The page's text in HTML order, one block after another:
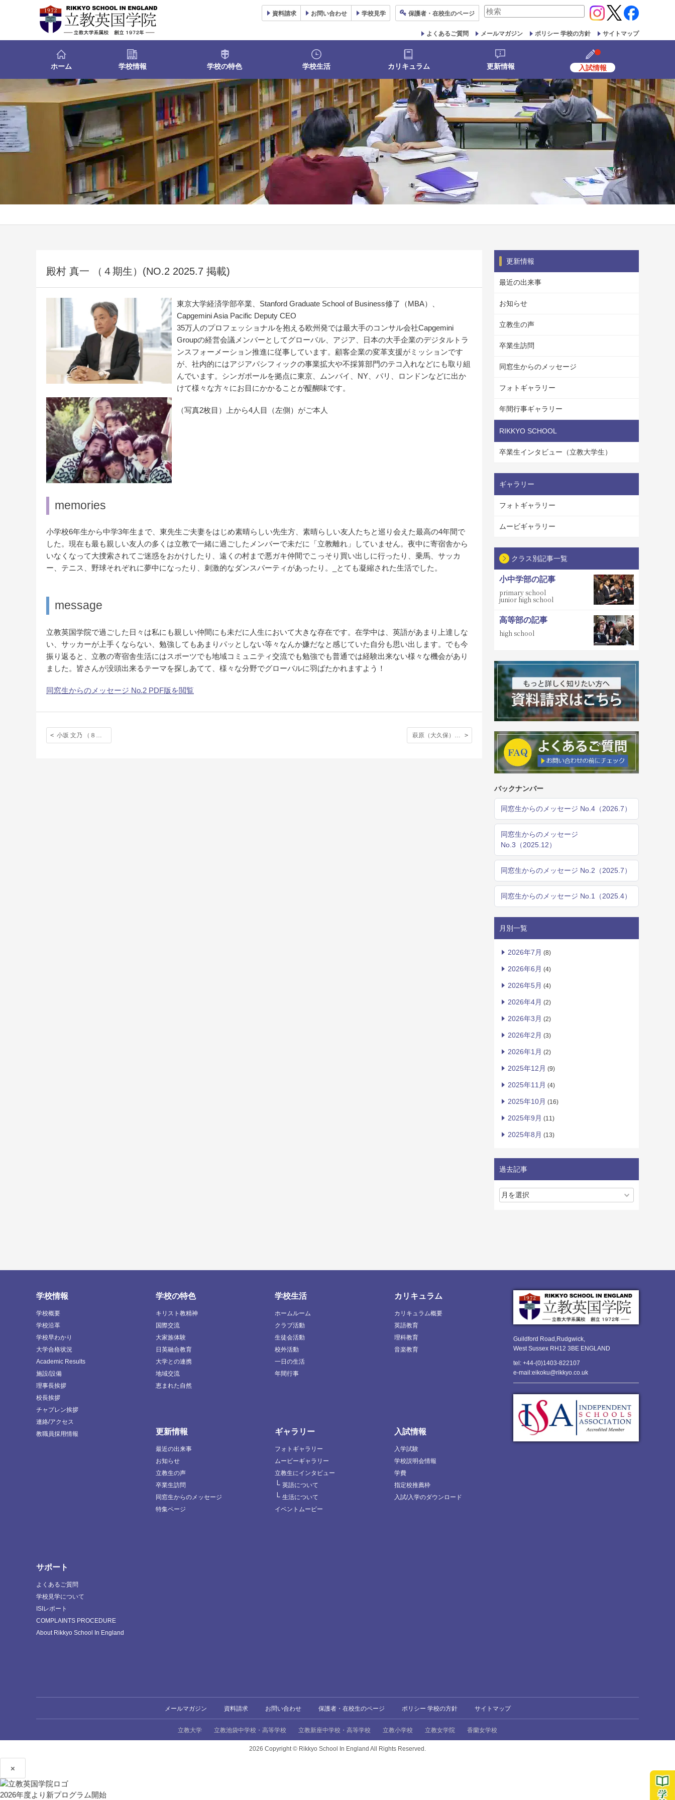
資料請求 お問い合わせ 学校見学 保護者 ・在校生のページ
検
対
象:
よくあるご質問 メールマガジン ポリシー 学校の方針 サイトマップ
ホーム 学校情報 学校の特色 学校生活 カリキュラム 更新情報 入試情報
殿村 真一 （４期生）(NO.2 2025.7 掲載)
東京大学経済学部卒業、Stanford Graduate School of Business修了（MBA）、
Capgemini Asia Pacific Deputy CEO
35万人のプロフェッショナルを抱える欧州発では最大手のコンサル会社Capgemini
Groupの経営会議メンバーとしてグローバル、アジア、日本の大手企業のデジタルトラ
ンスフォーメーション推進に従事しています。顧客企業の変革支援がミッションです
が、社内的にはアジアパシフィックの事業拡大や不採算部門のテコ入れなどにも取り組
んでいます。シンガポールを拠点に東京、ムンバイ、NY、パリ、ロンドンなどに出か
けて様々な方々にお目にかかることが醍醐味です。
（写真2枚目）上から4人目（左側）がご本人
memories
小学校6年生から中学3年生まで、東先生ご夫妻をはじめ素晴らしい先生方、素晴らしい友人たちと巡り会えた最高の4年間で
した。現在も最も親しい友人の多くは立教で一緒に過ごしたメンバーで未だに「立教離れ」していません。夜中に寄宿舎から
いなくなって大捜索されてご迷惑をおかけしたり、遠くの村まで悪ガキ仲間でこっそり買い出しに行ったり、乗馬、サッカ
ー、テニス、野球それぞれに夢中になったり、刺激的なダンスパーティがあったり。_とても凝縮された生活でした。
message
立教英国学院で過ごした日々は私にも親しい仲間にも未だに人生において大きな存在です。在学中は、英語があまり上達しな
い、サッカーが上手くならない、勉強してもあまりパッとしない等々なんか嫌だなと感じていた自分も思い出します。でも今
振り返ると、立教の寄宿舎生活にはスポーツでも地域コミュニティ交流でも勉強でも普通では経験出来ない様々な機会があり
ました。皆さんが没頭出来るテーマを探しあてて、様々な分野でグローバルに羽ばたかれますよう！
同窓生からのメッセージ No.2 PDF版を閲覧
更新情報
最近の出来事
お知らせ
立教生の声
卒業生訪問
同窓生からのメッセージ
フォトギャラリー
年間行事ギャラリー
RIKKYO SCHOOL
卒業生インタビュー（立教大学生）
ギャラリー
フォトギャラリー
ムービギャラリー
クラス別記事一覧
小中学部の記事
primary school
junior high school
高等部の記事
high school
バックナンバー
同窓生からのメッセージ No.4（2026.7）
同窓生からのメッセージ
No.3（2025.12）
同窓生からのメッセージ No.2（2025.7）
同窓生からのメッセージ No.1（2025.4）
月別一覧
2026年7月 (8)
2026年6月 (4)
2026年5月 (4)
2026年4月 (2)
2026年3月 (2)
2026年2月 (3)
2026年1月 (2)
2025年12月 (9)
2025年11月 (4)
2025年10月 (16)
2025年9月 (11)
2025年8月 (13)
過去記事
Guildford Road,Rudgwick,
West Sussex RH12 3BE ENGLAND
tel: +44-(0)1403-822107
e-mail:eikoku@rikkyo.co.uk
学校情報
学校概要
学校沿革
学校早わかり
大学合格状況
Academic Results
施設/設備
理事長挨拶
校長挨拶
チャプレン挨拶
連絡/アクセス
教職員採用情報
学校の特色
キリスト教精神
国際交流
大家族体験
日英融合教育
大学との連携
地域交流
恵まれた自然
学校生活
ホームルーム
クラブ活動
生徒会活動
校外活動
一日の生活
年間行事
カリキュラム
カリキュラム概要
英語教育
理科教育
音楽教育
更新情報
最近の出来事
お知らせ
立教生の声
卒業生訪問
同窓生からのメッセージ
特集ページ
ギャラリー
フォトギャラリー
ムービーギャラリー
立教生にインタビュー
└ 英語について
└ 生活について
イベントムービー
入試情報
入学試験
学校説明会情報
学費
指定校推薦枠
入試/入学のダウンロード
サポート
よくあるご質問
学校見学について
ISIレポート
COMPLAINTS PROCEDURE
About Rikkyo School In England
メールマガジン 資料請求 お問い合わせ 保護者・在校生のページ ポリシー 学校の方針 サイトマップ
立教大学 立教池袋中学校・高等学校 立教新座中学校・高等学校 立教小学校 立教女学院 香蘭女学校
2026 Copyright © Rikkyo School In England All Rights Reserved.
×
2026年度より新プログラム開始